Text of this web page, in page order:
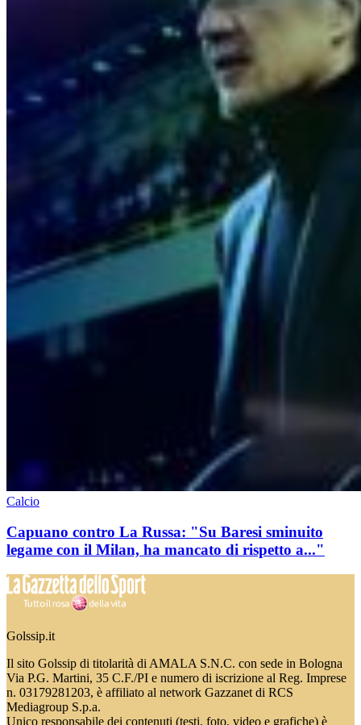
Calcio
Capuano contro La Russa: "Su Baresi sminuito
legame con il Milan, ha mancato di rispetto a..."
Golssip.it
Il sito Golssip di titolarità di AMALA S.N.C. con sede in Bologna
Via P.G. Martini, 35 C.F./PI e numero di iscrizione al Reg. Imprese
n. 03179281203, è affiliato al network Gazzanet di RCS
Mediagroup S.p.a.
Unico responsabile dei contenuti (testi, foto, video e grafiche) è